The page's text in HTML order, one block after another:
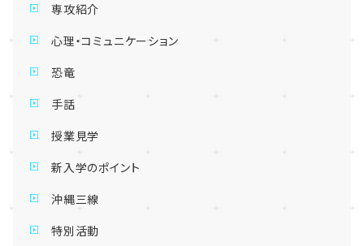
専攻紹介
心理・コミュニケーション
恐竜
手話
授業見学
新入学のポイント
沖縄三線
特別活動